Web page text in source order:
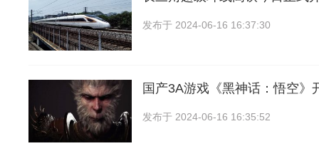
发布于 2024-06-16 16:37:30
国产3A游戏《黑神话：悟空》
发布于 2024-06-16 16:35:52